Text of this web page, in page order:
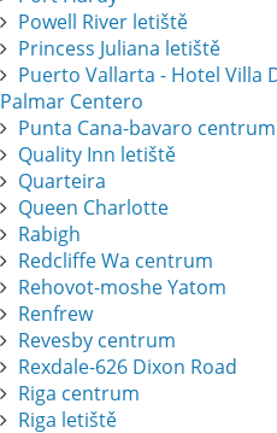
Powell River letiště
Princess Juliana letiště
Puerto Vallarta - Hotel Villa
Palmar Centero
Punta Cana-bavaro centrum
Quality Inn letiště
Quarteira
Queen Charlotte
Rabigh
Redcliffe Wa centrum
Rehovot-moshe Yatom
Renfrew
Revesby centrum
Rexdale-626 Dixon Road
Riga centrum
Riga letiště